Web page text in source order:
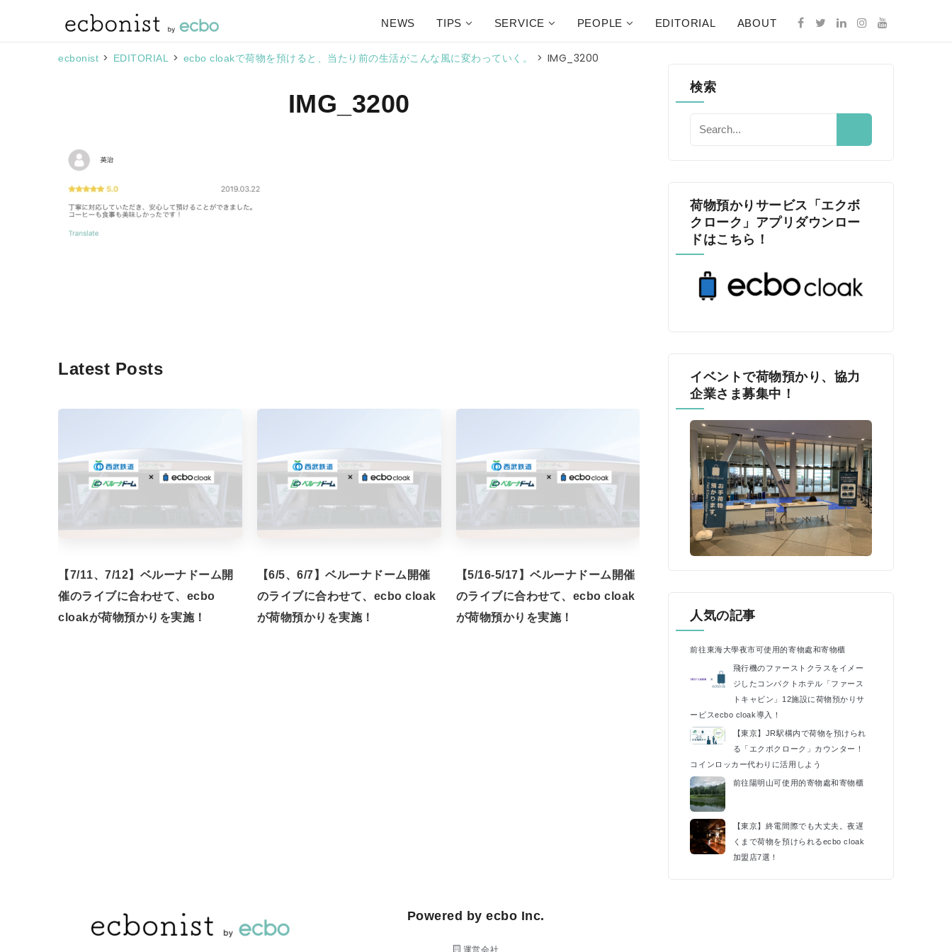
NEWS TIPS SERVICE PEOPLE EDITORIAL ABOUT
ecbonist > EDITORIAL > ecbo cloakで荷物を預けると、当たり前の生活がこんな風に変わっていく。 > IMG_3200
IMG_3200
Latest Posts
【7/11、7/12】ベルーナドーム開
催のライブに合わせて、ecbo
cloakが荷物預かりを実施！
【6/5、6/7】ベルーナドーム開催
のライブに合わせて、ecbo cloak
が荷物預かりを実施！
【5/16-5/17】ベルーナドーム開催
のライブに合わせて、ecbo cloak
が荷物預かりを実施！
検索
荷物預かりサービス「エクボ
クローク」アプリダウンロー
ドはこちら！
イベントで荷物預かり、協力
企業さま募集中！
人気の記事
前往東海大學夜市可使用的寄物處和寄物櫃
飛行機のファーストクラスをイメー
ジしたコンパクトホテル「ファース
トキャビン」12施設に荷物預かりサ
ービスecbo cloak導入！
【東京】JR駅構内で荷物を預けられ
る「エクボクローク」カウンター！
コインロッカー代わりに活用しよう
前往陽明山可使用的寄物處和寄物櫃
【東京】終電間際でも大丈夫。夜遅
くまで荷物を預けられるecbo cloak
加盟店7選！
Powered by ecbo Inc.